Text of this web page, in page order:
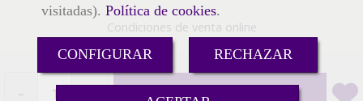
visitadas). Política de cookies.
CONFIGURAR RECHAZAR
+
Condiciones de venta online